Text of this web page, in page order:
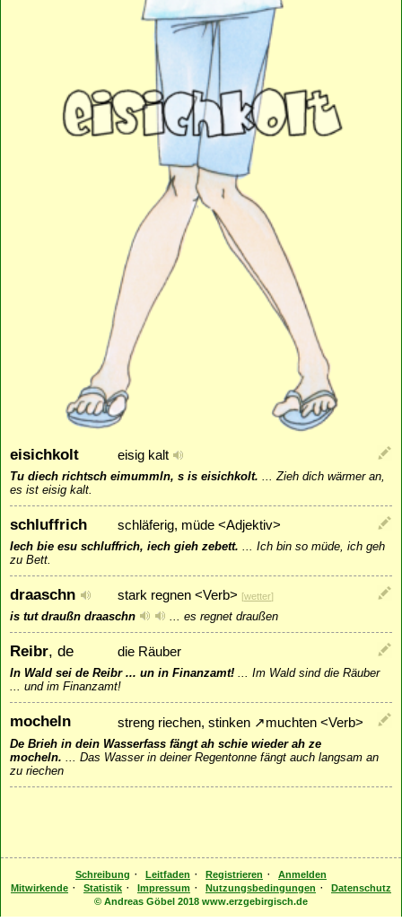
eisichkolt eisig kalt
Tu diech richtsch eimummln, s is eisichkolt.
Zieh dich wärmer an,
es ist eisig kalt.
schluffrich schläferig, müde <Adjektiv>
Iech bie esu schluffrich, iech gieh zebett.
Ich bin so müde, ich geh
zu Bett.
draaschn stark regnen <Verb> [wetter]
is tut draußn draaschn es regnet draußen
Reibr, de die Räuber
In Wald sei de Reibr ... un in Finanzamt!
Im Wald sind die Räuber
... und im Finanzamt!
mocheln streng riechen, stinken ↗muchten <Verb>
De Brieh in dein Wasserfass fängt ah schie wieder ah ze
mocheln.
Das Wasser in deiner Regentonne fängt auch langsam an
zu riechen
Schreibung · Leitfaden · Registrieren ·
Anmelden
Mitwirkende · Statistik · Impressum · Nutzungsbedingungen ·
Datenschutz
© Andreas Göbel 2018 www.erzgebirgisch.de